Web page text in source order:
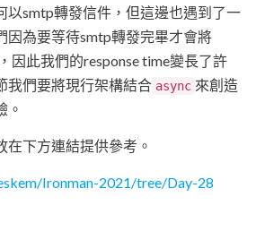
以smtp轉發信件，但這邊也遇到了一
因為要等待smtp轉發完畢才會將
因此我們的response time變長了許
我們要將現行架構結合 async 來創造
。
下方連結提供參考。
Ironman-2021/tree/Day-28